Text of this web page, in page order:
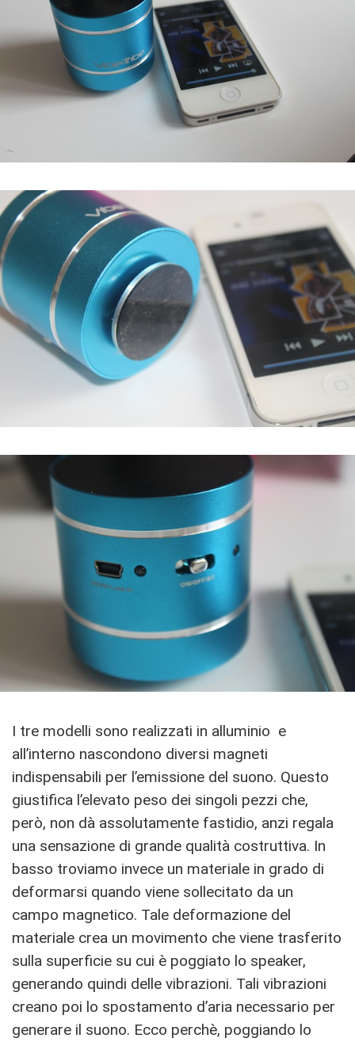
I tre modelli sono realizzati in alluminio e
all’interno nascondono diversi magneti
indispensabili per l’emissione del suono. Questo
giustifica l’elevato peso dei singoli pezzi che,
però, non dà assolutamente fastidio, anzi regala
una sensazione di grande qualità costruttiva. In
basso troviamo invece un materiale in grado di
deformarsi quando viene sollecitato da un
campo magnetico. Tale deformazione del
materiale crea un movimento che viene trasferito
sulla superficie su cui è poggiato lo speaker,
generando quindi delle vibrazioni. Tali vibrazioni
creano poi lo spostamento d’aria necessario per
generare il suono. Ecco perchè, poggiando lo